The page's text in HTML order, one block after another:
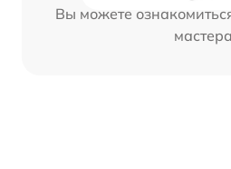
Вы можете
мастера